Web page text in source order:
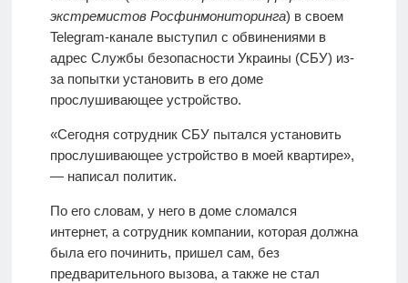
экстремистов Росфинмониторинга) в своем
Telegram-канале выступил с обвинениями в
адрес Службы безопасности Украины (СБУ) из-
за попытки установить в его доме
прослушивающее устройство.
«Сегодня сотрудник СБУ пытался установить
прослушивающее устройство в моей квартире»,
— написал политик.
По его словам, у него в доме сломался
интернет, а сотрудник компании, которая должна
была его починить, пришел сам, без
предварительного вызова, а также не стал